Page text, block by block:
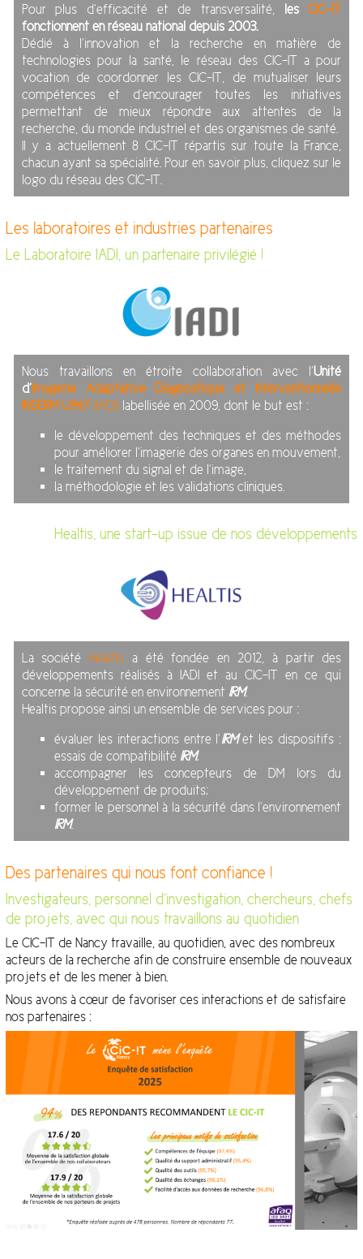
Pour plus d’efficacité et de transversalité, lesCIC-IT
fonctionnent en réseau national depuis 2003.
Dédié à l’innovation et la recherche en matière de
technologies pour la santé, le réseau des CIC-IT a pour
vocation de coordonner les CIC-IT, de mutualiser leurs
compétences et d’encourager toutes les initiatives
permettant de mieux répondre aux attentes de la
recherche, du monde industriel et des organismes de santé.
Il y a actuellement 8 CIC-IT répartis sur toute la France,
chacun ayant sa spécialité. Pour en savoir plus, cliquez sur le
logo du réseau des CIC-IT.
Les laboratoires et industries partenaires
Le Laboratoire IADI, un partenaire privilégié !
Nous travaillons en étroite collaboration avec l’Unité
d’Imagerie Adaptative Diagnostique et Interventionnelle
INSERM U947(IADI)labellisée en 2009, dont le but est :
le développement des techniques et des méthodes
pour améliorer l’imagerie des organes en mouvement,
le traitement du signal et de l’image,
la méthodologie et les validations cliniques.
Healtis, une start-up issue de nos développements
La sociétéHealtis a été fondée en 2012, à partir des
développements réalisés à IADI et au CIC-IT en ce qui
concerne la sécurité en environnement IRM.
Healtis propose ainsi un ensemble de services pour :
évaluer les interactions entre l’IRMet les dispositifs :
essais de compatibilité IRM;
accompagner les concepteurs de DM lors du
développement de produits;
former le personnel à la sécurité dans l’environnement
IRM.
Des partenaires qui nous font confiance !
Investigateurs, personnel d’investigation, chercheurs, chefs
de projets, avec qui nous travaillons au quotidien
Le CIC-IT de Nancy travaille, au quotidien, avec des nombreux
acteurs de la recherche afin de construire ensemble de nouveaux
projets et de les mener à bien.
Nous avons à cœur de favoriser ces interactions et de satisfaire
nos partenaires :